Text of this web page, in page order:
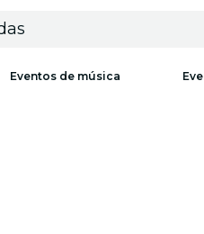
Eventos de música